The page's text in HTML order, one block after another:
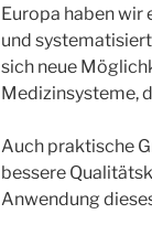
Europa haben wir
und
sich neue
Medizinsysteme,
Auch praktische
bessere
Anwendung